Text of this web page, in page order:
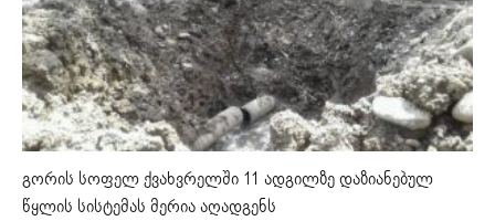
გორის სოფელ ქვახვრელში 11 ადგილზე დაზიანებულ
წყლის სისტემას მერია აღადგენს